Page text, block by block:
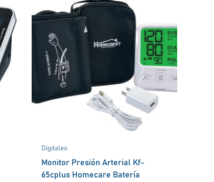
Digitales
Monitor Presión Arterial Kf-
65cplus Homecare Batería